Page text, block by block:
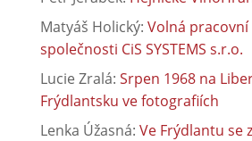
Matyáš Holický: Volná
společnosti CiS SYSTEMS s.r.o.
Lucie Zralá: Srpen 1968 na
Frýdlantsku ve fotografiích
Lenka Úžasná: Ve Frýdlantu se